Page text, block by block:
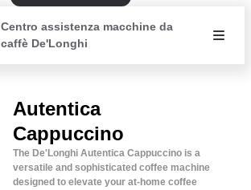
Centro assistenza macchine da
caffè De'Longhi
Autentica
Cappuccino
The De'Longhi Autentica Cappuccino is a
versatile and sophisticated coffee machine
designed to elevate your at-home coffee